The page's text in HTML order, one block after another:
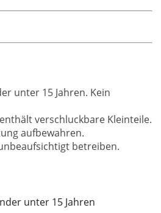
unter 15 Jahren. Kein
verschluckbare Kleinteile.
aufbewahren.
betreiben.